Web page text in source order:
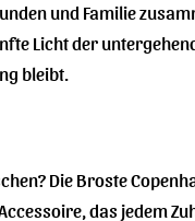
und Familie
Licht der
bleibt.
Die Broste
das jedem